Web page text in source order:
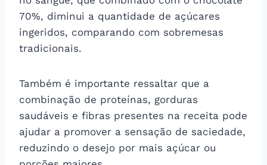
70%, diminui a quantidade de açúcares
ingeridos, comparando com sobremesas
tradicionais.
Também é importante ressaltar que a
combinação de proteínas, gorduras
saudáveis e fibras presentes na receita pode
ajudar a promover a sensação de saciedade,
reduzindo o desejo por mais açúcar ou